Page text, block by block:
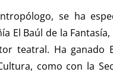
se ha
El Baúl de la
teatral. Ha ganado
como con la